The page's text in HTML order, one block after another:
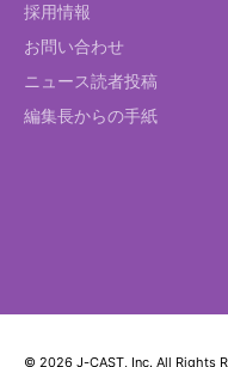
採用情報
お問い合わせ
ニュース読者投稿
編集長からの手紙
© 2026 J-CAST, Inc. All Rights